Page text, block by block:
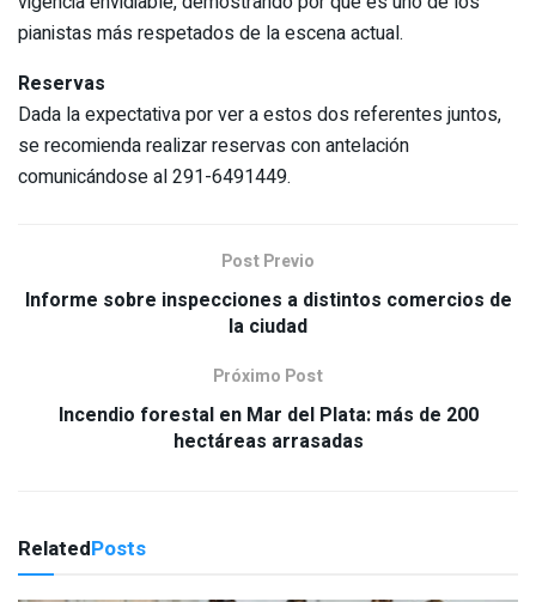
pianistas más respetados de la escena actual.
Reservas
Dada la expectativa por ver a estos dos referentes juntos,
se recomienda realizar reservas con antelación
comunicándose al 291-6491449.
Post Previo
Informe sobre inspecciones a distintos comercios de
la ciudad
Próximo Post
Incendio forestal en Mar del Plata: más de 200
hectáreas arrasadas
RelatedPosts